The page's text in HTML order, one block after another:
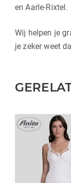
enAarle-Rixtel.
Wij helpen je
je zeker weet
Dit
product
meerdere
variaties.